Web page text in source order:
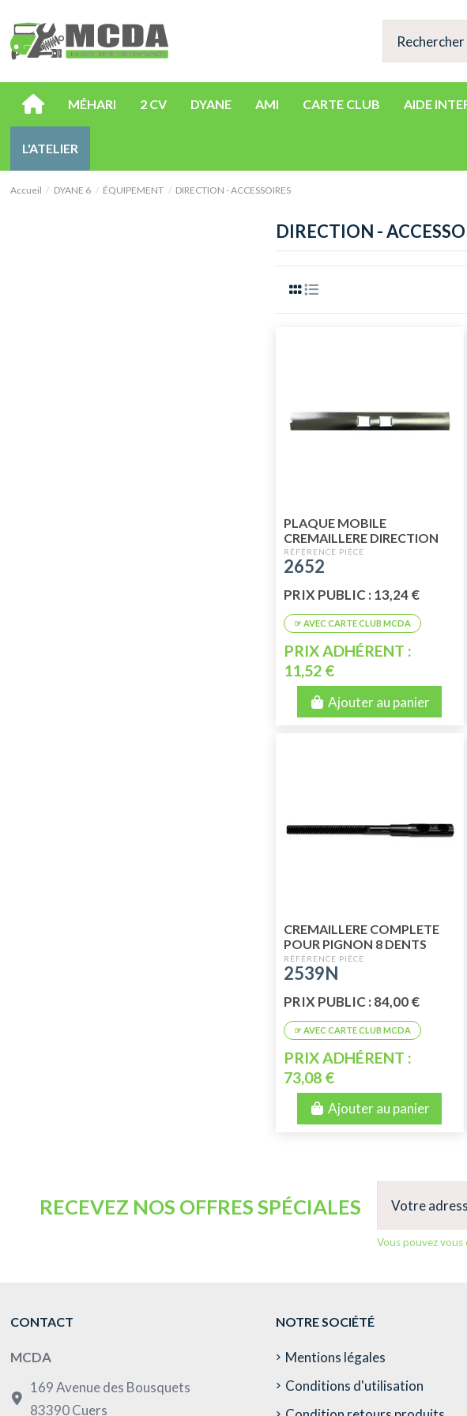
MÉHARI 2 CV DYANE AMI CARTE CLUB AIDE
L'ATELIER
Accueil DYANE 6 ÉQUIPEMENT DIRECTION - ACCESSOIRES
DIRECTION -
PLAQUE MOBILE
CREMAILLERE DIRECTION
2652
PRIX PUBLIC : 13,24 €
PRIX ADHÉRENT :
11,52 €
Ajouter au panier
CREMAILLERE COMPLETE
POUR PIGNON 8 DENTS
2539N
PRIX PUBLIC : 84,00 €
PRIX ADHÉRENT :
73,08 €
Ajouter au panier
RECEVEZ NOS OFFRES SPÉCIALES
Vous pouvez
CONTACT
MCDA
169 Avenue des Bousquets
83390 Cuers
NOTRE SOCIÉTÉ
Mentions légales
Conditions d'utilisation